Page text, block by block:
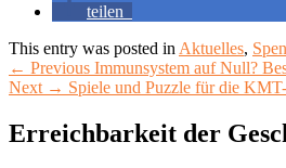
teilen
This entry was posted in Aktuelles,
Beitragsnavigation
← Previous Previous
post:
Immunsystem auf Null?
Next → Next
Spiele und Puzzle für die
Primary
Erreichbarkeit der